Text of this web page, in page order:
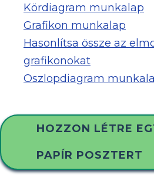
Kördiagram munkalap
Grafikon munkalap
Hasonlítsa össze az
grafikonokat
Oszlopdiagram
HOZZON LÉTRE
PAPÍR POSZTERT